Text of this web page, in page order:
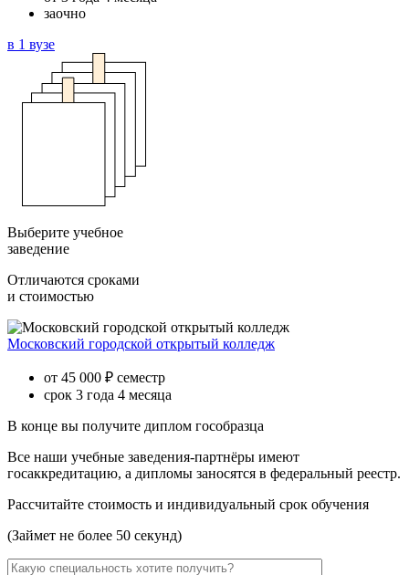
заочно
в 1 вузе
Выберите учебное
заведение
Отличаются сроками
и стоимостью
Московский городской открытый колледж
от 45 000 ₽ семестр
срок 3 года 4 месяца
В конце вы получите диплом гособразца
Все наши учебные заведения-партнёры имеют
госаккредитацию, а дипломы заносятся в федеральный реестр.
Рассчитайте стоимость и индивидуальный срок обучения
(Займет не более 50 секунд)